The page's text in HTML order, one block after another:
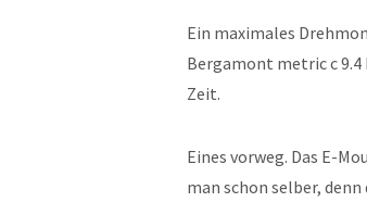
Ein maximales
Bergamont metric c 9.4
Zeit.
Eines vorweg. Das E-
man schon selber,